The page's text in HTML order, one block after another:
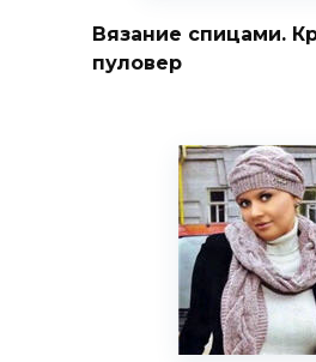
Вязание спицами.
пуловер